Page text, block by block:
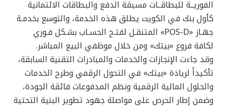
الفوريــة للبطاقــات مسبقة الدفع والبطاقات الائتمانية
كأول بنك في الكويت يطلق هذه الخدمة، والتوسع بخدمـة
جهـاز «POS-D» المتنقـل لفتـح الحسـاب بشـكل فـوري
لكافة فروع «بيتك» ومن خلال موظفي البيع المباشر.
وقد جاءت الإنجازات والخدمات والمبادرات التقنية السابقة،
تأكيداً لريادة «بيتك» في التحول الرقمي وطرح الخدمات
والحلول المالية الرقمية ونظم المدفوعات فائقة الجودة،
وضمن إطار الحرص على مواصلة جهود تطوير البنية التحتية